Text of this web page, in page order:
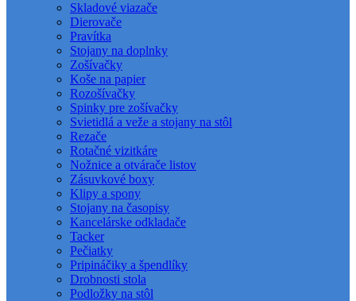
Skladové viazače
Dierovače
Pravítka
Stojany na doplnky
Zošívačky
Koše na papier
Rozošívačky
Spinky pre zošívačky
Svietidlá a veže a stojany na stôl
Rezače
Rotačné vizitkáre
Nožnice a otvárače listov
Zásuvkové boxy
Klipy a spony
Stojany na časopisy
Kancelárske odkladače
Tacker
Pečiatky
Pripináčiky a špendlíky
Drobnosti stola
Podložky na stôl